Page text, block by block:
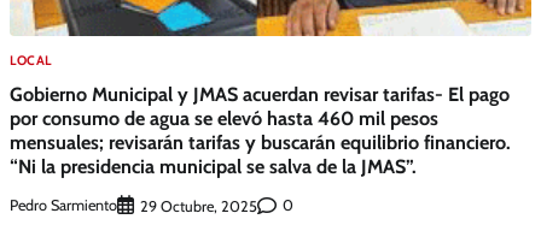
LOCAL
Gobierno Municipal y JMAS acuerdan revisar tarifas- El pago
por consumo de agua se elevó hasta 460 mil pesos
mensuales; revisarán tarifas y buscarán equilibrio financiero.
“Ni la presidencia municipal se salva de la JMAS”.
Pedro Sarmiento 29 Octubre, 2025 0